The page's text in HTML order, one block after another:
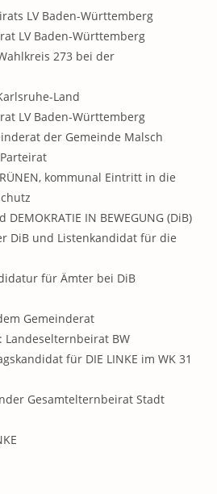
LV Baden-Württemberg
LV Baden-Württemberg
273 bei der
Land
LV Baden-Württemberg
der Gemeinde Malsch
kommunal Eintritt in die
IN BEWEGUNG (DiB)
DiB und Listenkandidat für die
für Ämter bei DiB
Gemeinderat
Landeselternbeirat BW
für DIE LINKE im WK 31
Gesamtelternbeirat Stadt